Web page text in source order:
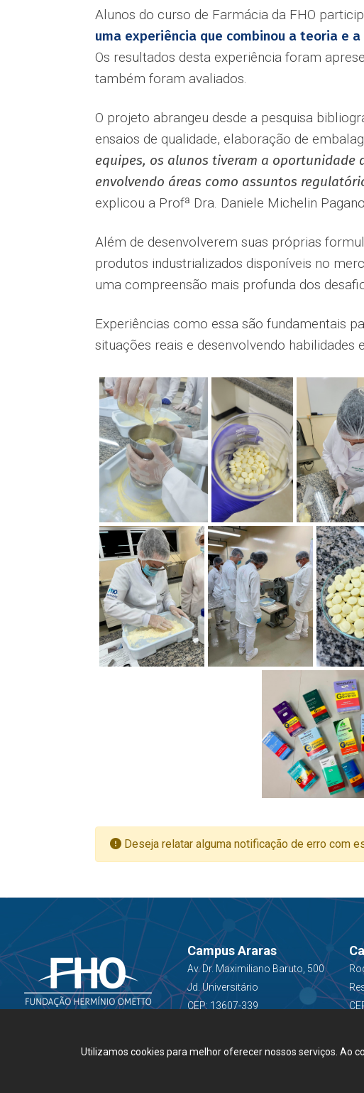
Alunos do curso de Farmácia da FHO
uma experiência que combinou a teoria e
Os resultados desta experiência foram
também foram avaliados.
O projeto abrangeu desde a pesquisa
ensaios de qualidade, elaboração de
equipes, os alunos tiveram a
envolvendo áreas como assuntos
explicou a Profª Dra. Daniele Michelin
Além de desenvolverem suas próprias
produtos industrializados disponíveis no
uma compreensão mais profunda dos
Experiências como essa são fundamentais
situações reais e desenvolvendo
Deseja relatar alguma notificação de erro com
Campus Araras
Av. Dr. Maximiliano Baruto, 500
Jd. Universitário
CEP: 13607-339
Utilizamos cookies para melhor oferecer nossos serviços. Ao